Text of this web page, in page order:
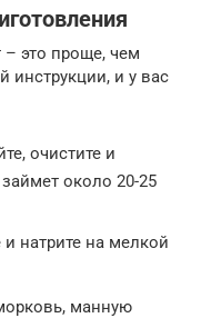
– это проще, чем
инструкции, и у вас
очистите и
около 20-25
натрите на мелкой
манную